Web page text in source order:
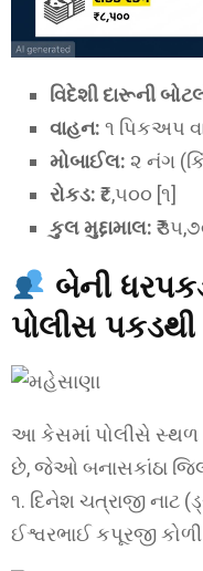
વિદેશી દારૂની
વાહન: ૧ પિકઅપ
મોબાઈલ: ૨ નંગ
રોકડ: ₹૮,૫૦૦ [૧]
કુલ મુદ્દામાલ:
બેની
પોલીસ પકડથી
આ કેસમાં પોલીસે સ્થળ
છે, જેઓ બનાસકાંઠા
૧. દિનેશ ચત્રાજી નાટ
ઈશ્વરભાઈ કપૂરજી